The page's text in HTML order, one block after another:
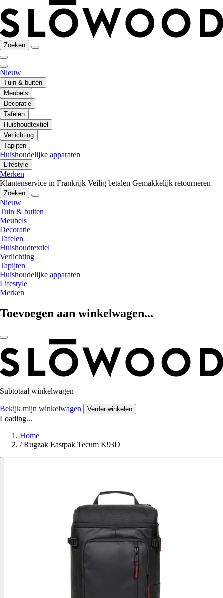
Zoeken
Nieuw
Tuin & buiten
Meubels
Decoratie
Tafelen
Huishoudtextiel
Verlichting
Tapijten
Huishoudelijke apparaten
Lifestyle
Merken
Klantenservice in Frankrijk Veilig betalen Gemakkelijk retourneren
Zoeken
Nieuw
Tuin & buiten
Meubels
Decoratie
Tafelen
Huishoudtextiel
Verlichting
Tapijten
Huishoudelijke apparaten
Lifestyle
Merken
Toevoegen aan winkelwagen...
Subtotaal winkelwagen
Bekijk mijn winkelwagen Verder winkelen
Loading...
Home
/ Rugzak Eastpak Tecum K93D